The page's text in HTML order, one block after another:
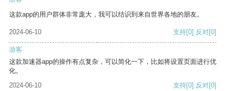
这款app的用户群体非常庞大，我可以结识到来自世界各地的朋友。
2024-06-10 支持[0] 反对[0]
游客
这款加速器app的操作有点复杂，可以简化一下，比如将设置页面进行优
化。
2024-06-10
支持[0] 反对[0]